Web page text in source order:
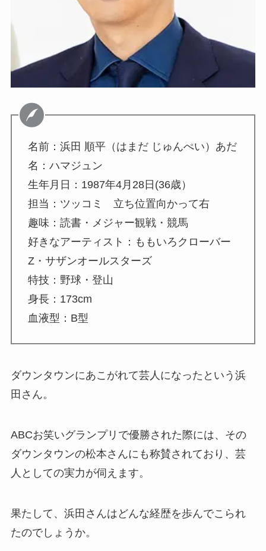
名前：浜田 順平（はまだ じゅんぺい）あだ
名：ハマジュン
生年月日：1987年4月28日(36歳）
担当：ツッコミ 立ち位置向かって右
趣味：読書・メジャー観戦・競馬
好きなアーティスト：ももいろクローバー
Z・サザンオールスターズ
特技：野球・登山
身長：173cm
血液型：B型
ダウンタウンにあこがれて芸人になったという浜
田さん。
ABCお笑いグランプリで優勝された際には、その
ダウンタウンの松本さんにも称賛されており、芸
人としての実力が伺えます。
果たして、浜田さんはどんな経歴を歩んでこられ
たのでしょうか。